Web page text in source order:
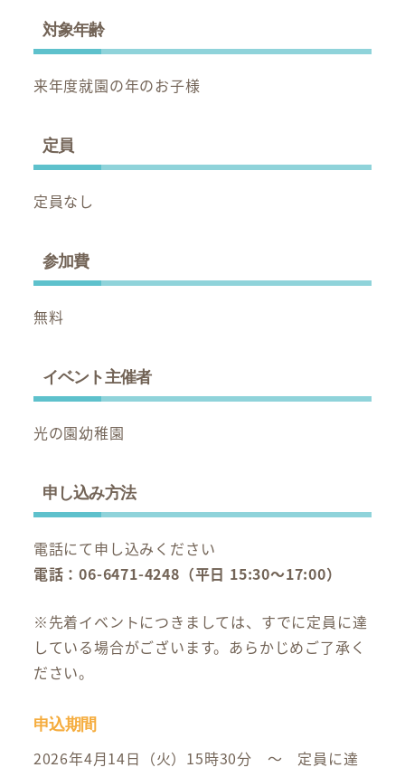
対象年齢
来年度就園の年のお子様
定員
定員なし
参加費
無料
イベント主催者
光の園幼稚園
申し込み方法
電話にて申し込みください
電話：06-6471-4248（平日 15:30～17:00）
※先着イベントにつきましては、すでに定員に達
している場合がございます。あらかじめご了承く
ださい。
申込期間
2026年4月14日（火）15時30分 ～ 定員に達